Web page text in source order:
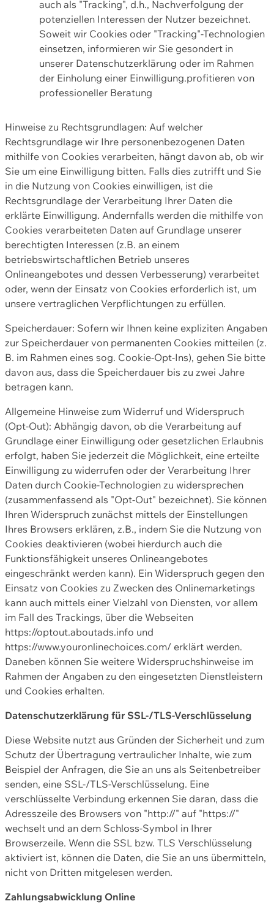
auch als "Tracking", d.h., Nachverfolgung der
potenziellen Interessen der Nutzer bezeichnet.
Soweit wir Cookies oder "Tracking"-Technologien
einsetzen, informieren wir Sie gesondert in
unserer Datenschutzerklärung oder im Rahmen
der Einholung einer Einwilligung.profitieren von
professioneller Beratung
Hinweise zu Rechtsgrundlagen: Auf welcher
Rechtsgrundlage wir Ihre personenbezogenen Daten
mithilfe von Cookies verarbeiten, hängt davon ab, ob wir
Sie um eine Einwilligung bitten. Falls dies zutrifft und Sie
in die Nutzung von Cookies einwilligen, ist die
Rechtsgrundlage der Verarbeitung Ihrer Daten die
erklärte Einwilligung. Andernfalls werden die mithilfe von
Cookies verarbeiteten Daten auf Grundlage unserer
berechtigten Interessen (z.B. an einem
betriebswirtschaftlichen Betrieb unseres
Onlineangebotes und dessen Verbesserung) verarbeitet
oder, wenn der Einsatz von Cookies erforderlich ist, um
unsere vertraglichen Verpflichtungen zu erfüllen.
Speicherdauer: Sofern wir Ihnen keine expliziten Angaben
zur Speicherdauer von permanenten Cookies mitteilen (z.
B. im Rahmen eines sog. Cookie-Opt-Ins), gehen Sie bitte
davon aus, dass die Speicherdauer bis zu zwei Jahre
betragen kann.
Allgemeine Hinweise zum Widerruf und Widerspruch
(Opt-Out): Abhängig davon, ob die Verarbeitung auf
Grundlage einer Einwilligung oder gesetzlichen Erlaubnis
erfolgt, haben Sie jederzeit die Möglichkeit, eine erteilte
Einwilligung zu widerrufen oder der Verarbeitung Ihrer
Daten durch Cookie-Technologien zu widersprechen
(zusammenfassend als "Opt-Out" bezeichnet). Sie können
Ihren Widerspruch zunächst mittels der Einstellungen
Ihres Browsers erklären, z.B., indem Sie die Nutzung von
Cookies deaktivieren (wobei hierdurch auch die
Funktionsfähigkeit unseres Onlineangebotes
eingeschränkt werden kann). Ein Widerspruch gegen den
Einsatz von Cookies zu Zwecken des Onlinemarketings
kann auch mittels einer Vielzahl von Diensten, vor allem
im Fall des Trackings, über die Webseiten
https://optout.aboutads.info und
https://www.youronlinechoices.com/ erklärt werden.
Daneben können Sie weitere Widerspruchshinweise im
Rahmen der Angaben zu den eingesetzten Dienstleistern
und Cookies erhalten.
Datenschutzerklärung für SSL-/TLS-Verschlüsselung
Diese Website nutzt aus Gründen der Sicherheit und zum
Schutz der Übertragung vertraulicher Inhalte, wie zum
Beispiel der Anfragen, die Sie an uns als Seitenbetreiber
senden, eine SSL-/TLS-Verschlüsselung. Eine
verschlüsselte Verbindung erkennen Sie daran, dass die
Adresszeile des Browsers von "http://" auf "https://"
wechselt und an dem Schloss-Symbol in Ihrer
Browserzeile. Wenn die SSL bzw. TLS Verschlüsselung
aktiviert ist, können die Daten, die Sie an uns übermitteln,
nicht von Dritten mitgelesen werden.
Zahlungsabwicklung Online